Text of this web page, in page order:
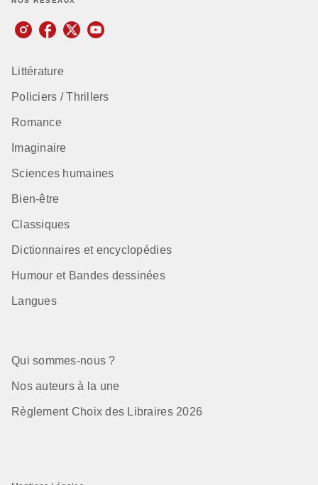
Littérature
Policiers / Thrillers
Romance
Imaginaire
Sciences humaines
Bien-être
Classiques
Dictionnaires et encyclopédies
Humour et Bandes dessinées
Langues
Qui sommes-nous ?
Nos auteurs à la une
Règlement Choix des Libraires 2026